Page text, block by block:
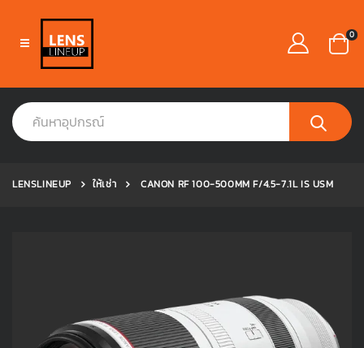
0
LENSLINEUP ให้เช่า CANON RF 100-500MM F/4.5-7.1L IS USM